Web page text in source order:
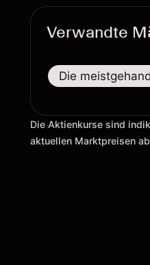
Verwandte
Die
Die Aktienkurse sind
aktuellen Marktpreisen